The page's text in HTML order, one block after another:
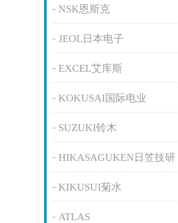
NSK恩斯克
JEOL日本电子
EXCEL艾库斯
KOKUSAI国际电业
SUZUKI铃木
HIKASAGUKEN日笠技研
KIKUSUI菊水
ATLAS